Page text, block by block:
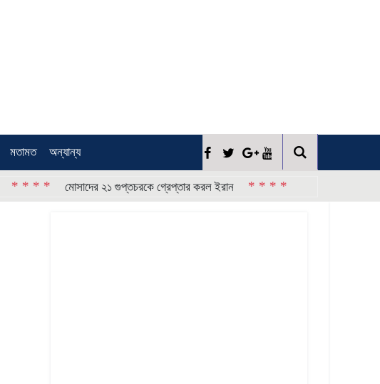
মতামত অন্যান্য
* মোসাদের ২১ গুপ্তচরকে গ্রেপ্তার করল ইরান * * * *